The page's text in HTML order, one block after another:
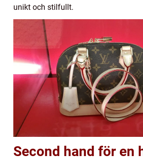
unikt och stilfullt.
Second hand för en